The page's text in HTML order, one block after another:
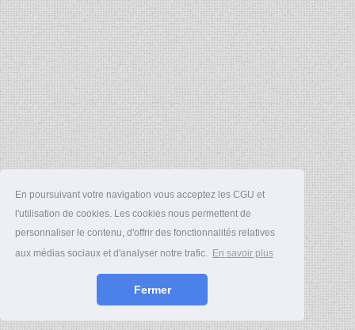
En poursuivant votre navigation vous acceptez les CGU et
l'utilisation de cookies. Les cookies nous permettent de
personnaliser le contenu, d'offrir des fonctionnalités relatives
aux médias sociaux et d'analyser notre trafic. En savoir plus
Fermer